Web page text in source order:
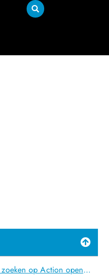
Waarom mensen zoeken op Action openingstijden Enschede